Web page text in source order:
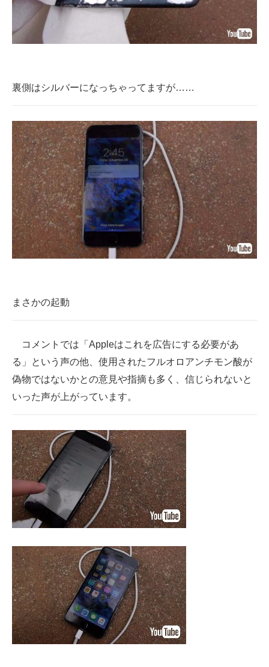
裏側はシルバーになっちゃってますが……
まさかの起動
コメントでは「Appleはこれを広告にする必要があ
る」という声の他、使用されたフルオロアンチモン酸が
偽物ではないかとの意見や指摘も多く、信じられないと
いった声が上がっています。